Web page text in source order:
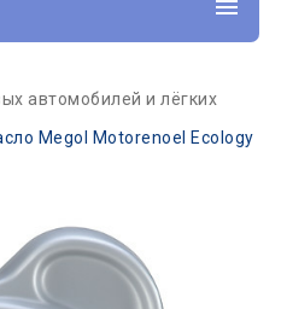
автомобилей и лёгких
Megol Motorenoel Ecology